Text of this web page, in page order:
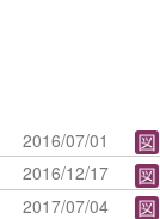
2016/07/01
2016/12/17
2017/07/04